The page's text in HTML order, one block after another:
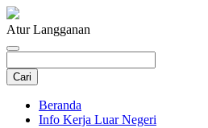
Atur Langganan
Beranda
Info Kerja Luar Negeri